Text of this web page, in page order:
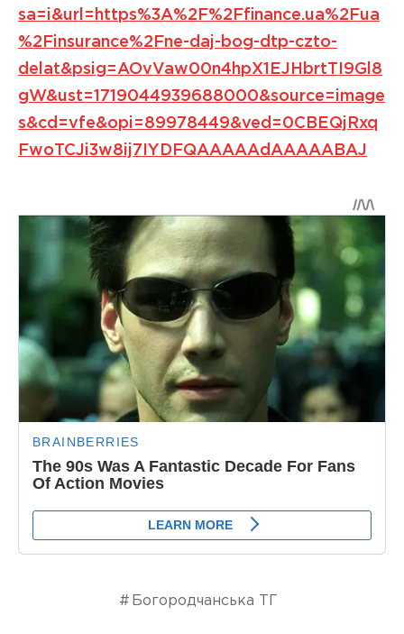
sa=i&url=https%3A%2F%2Ffinance.ua%2Fua
%2Finsurance%2Fne-daj-bog-dtp-czto-
delat&psig=AOvVaw00n4hpX1EJHbrtTI9Gl8
gW&ust=1719044939688000&source=image
s&cd=vfe&opi=89978449&ved=0CBEQjRxq
FwoTCJi3w8ij7IYDFQAAAAAdAAAAABAJ
Богородчанська ТГ